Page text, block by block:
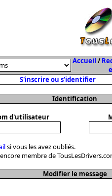
Accueil /
S'inscrire ou s'identifier
Identification
d'utilisateur
si vous les avez oubliés.
membre de
Modifier le message